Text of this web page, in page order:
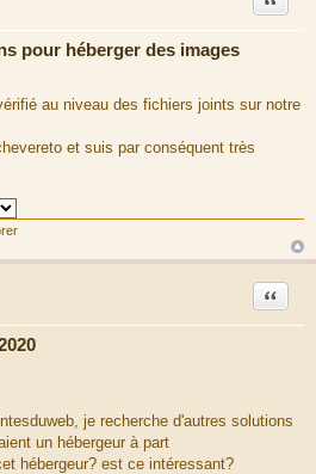
pour héberger des images
au niveau des fichiers joints sur notre
et suis par conséquent très
Citation
je recherche d'autres solutions
un hébergeur à part
hébergeur? est ce intéressant?